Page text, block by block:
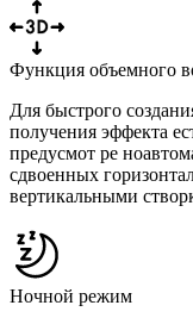
Функция объемного
Для быстрого
получения эффекта
предусмот ре
сдвоенных
вертикальными
Ночной режим